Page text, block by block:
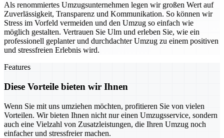
Als renommiertes Umzugsunternehmen legen wir großen Wert auf
Zuverlässigkeit, Transparenz und Kommunikation. So können wir
Stress im Vorfeld vermeiden und den Umzug so einfach wie
möglich gestalten. Vertrauen Sie Ulm und erleben Sie, wie ein
professionell geplanter und durchdachter Umzug zu einem positiven
und stressfreien Erlebnis wird.
Features
Diese Vorteile bieten wir Ihnen
Wenn Sie mit uns umziehen möchten, profitieren Sie von vielen
Vorteilen. Wir bieten Ihnen nicht nur einen Umzugsservice, sondern
auch eine Vielzahl von Zusatzleistungen, die Ihren Umzug noch
einfacher und stressfreier machen.